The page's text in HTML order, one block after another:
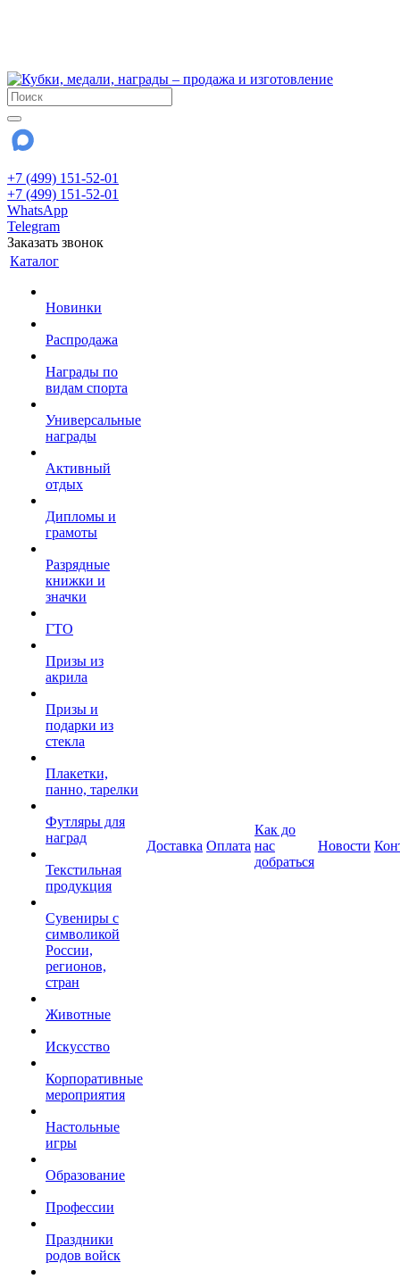
+7 (499) 151-52-01
+7 (499) 151-52-01
WhatsApp
Telegram
Заказать звонок
Каталог
Новинки
Распродажа
Награды по
видам спорта
Универсальные
награды
Активный
отдых
Дипломы и
грамоты
Разрядные
книжки и
значки
ГТО
Призы из
акрила
Призы и
подарки из
стекла
Плакетки,
панно, тарелки
Футляры для
наград
Текстильная
продукция
Сувениры с
символикой
России,
регионов,
стран
Животные
Искусство
Корпоративные
мероприятия
Настольные
игры
Образование
Профессии
Праздники
родов войск
Доставка Оплата
Как до
нас
добраться
Новости